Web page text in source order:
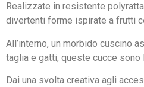
Realizzate in resistente
divertenti forme ispirate a frutti
All’interno, un morbido cuscino
taglia e gatti, queste cucce
Dai una svolta creativa agli